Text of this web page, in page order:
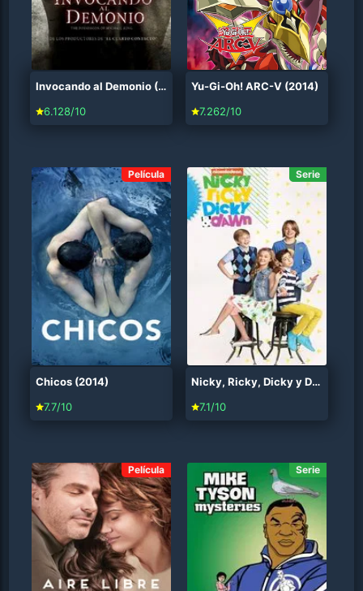
Invocando al Demonio (2014)
6.128/10
Yu-Gi-Oh! ARC-V (2014)
7.262/10
Película
Chicos (2014)
7.7/10
Serie
Nicky, Ricky, Dicky y Dawn (2014)
7.1/10
Película Serie